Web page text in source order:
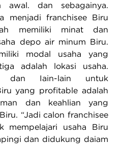
awal. dan sebagainya.
menjadi franchisee Biru
memiliki minat dan
depo air minum Biru.
modal usaha yang
adalah lokasi usaha.
dan Iain-lain untuk
yang profitable adalah
dan keahlian yang
“Jadi calon franchisee
mempelajari usaha Biru
dan didukung daiam